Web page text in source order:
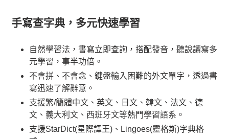
手寫查字典，多元快速學習
自然學習法，書寫立即查詢，搭配發音，聽說讀寫多
元學習，事半功倍。
不會拼、不會念、鍵盤輸入困難的外文單字，透過書
寫迅速了解辭意。
支援繁/簡體中文、英文、日文、韓文、法文、德
文、義大利文、西班牙文等熱門學習語系。
支援StarDict(星際譯王)、Lingoes(靈格斯)字典格